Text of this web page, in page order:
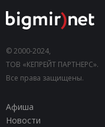
© 2000-2024,
ТОВ «КЕПРЕЙТ ПАРТНЕРС».
Все права защищены.
Афиша
Новости